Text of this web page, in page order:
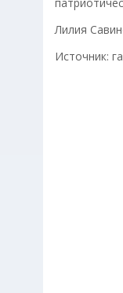
Лилия
Источник: